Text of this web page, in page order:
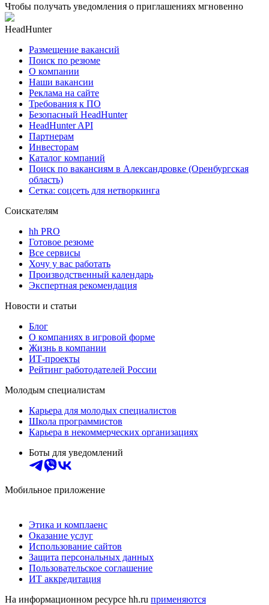
Чтобы получать уведомления о приглашениях мгновенно
HeadHunter
Размещение вакансий
Поиск по резюме
О компании
Наши вакансии
Реклама на сайте
Требования к ПО
Безопасный HeadHunter
HeadHunter API
Партнерам
Инвесторам
Каталог компаний
Поиск по вакансиям в Александровке (Оренбургская
область)
Сетка: соцсеть для нетворкинга
Соискателям
hh PRO
Готовое резюме
Все сервисы
Хочу у вас работать
Производственный календарь
Экспертная рекомендация
Новости и статьи
Блог
О компаниях в игровой форме
Жизнь в компании
ИТ-проекты
Рейтинг работодателей России
Молодым специалистам
Карьера для молодых специалистов
Школа программистов
Карьера в некоммерческих организациях
Боты для уведомлений
Мобильное приложение
Этика и комплаенс
Оказание услуг
Использование сайтов
Защита персональных данных
Пользовательское соглашение
ИТ аккредитация
На информационном ресурсе hh.ru применяются